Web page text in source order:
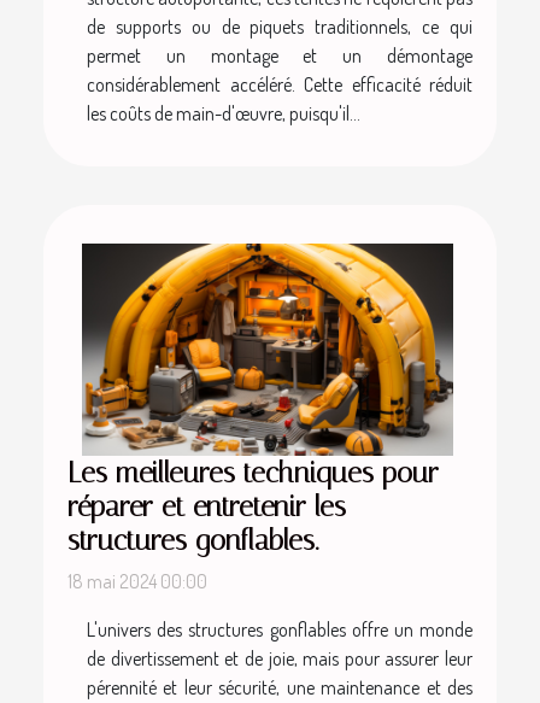
de supports ou de piquets traditionnels, ce qui
permet un montage et un démontage
considérablement accéléré. Cette efficacité réduit
les coûts de main-d'œuvre, puisqu'il...
Les meilleures techniques pour
réparer et entretenir les
structures gonflables.
18 mai 2024 00:00
L'univers des structures gonflables offre un monde
de divertissement et de joie, mais pour assurer leur
pérennité et leur sécurité, une maintenance et des